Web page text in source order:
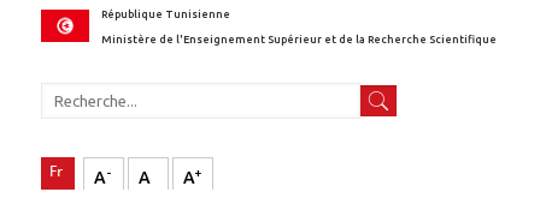
République Tunisienne
Ministère de l'Enseignement Supérieur et de la Recherche Scientifique
A- A A+